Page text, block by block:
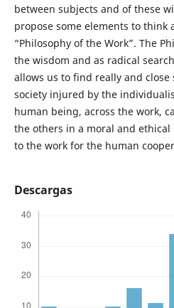
between subjects and of these
propose some elements to think
“Philosophy of the Work”. The
the wisdom and as radical
allows us to find really and close
society injured by the
human being, across the work,
the others in a moral and
to the work for the human
Descargas